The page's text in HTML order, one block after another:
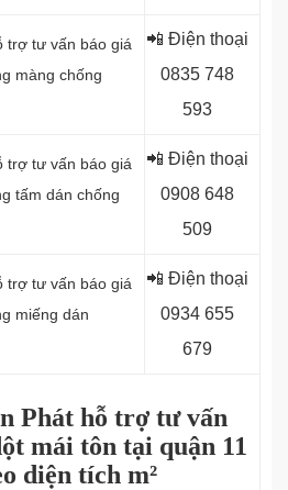
trợ tư vấn báo giá
màng chống
📲 Điện thoại
0835 748
593
trợ tư vấn báo giá
tấm dán chống
📲 Điện thoại
0908 648
509
trợ tư vấn báo giá
miếng dán
📲 Điện thoại
0934 655
679
Phát hỗ trợ tư vấn
mái tôn tại quận 11
diện tích m²